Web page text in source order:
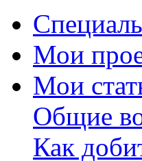
Мои
Мои
Общие
Как